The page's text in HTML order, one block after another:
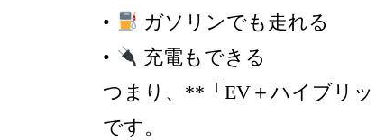
•
ガソリンでも走れる
•
充電もできる
つまり、**「EV＋ハイブリ
です。